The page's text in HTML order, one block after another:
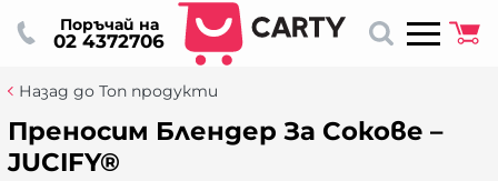
02 4372706
Поръчай на
Назад до Топ продукти
Преносим Блендер За Сокове –
JUCIFY®